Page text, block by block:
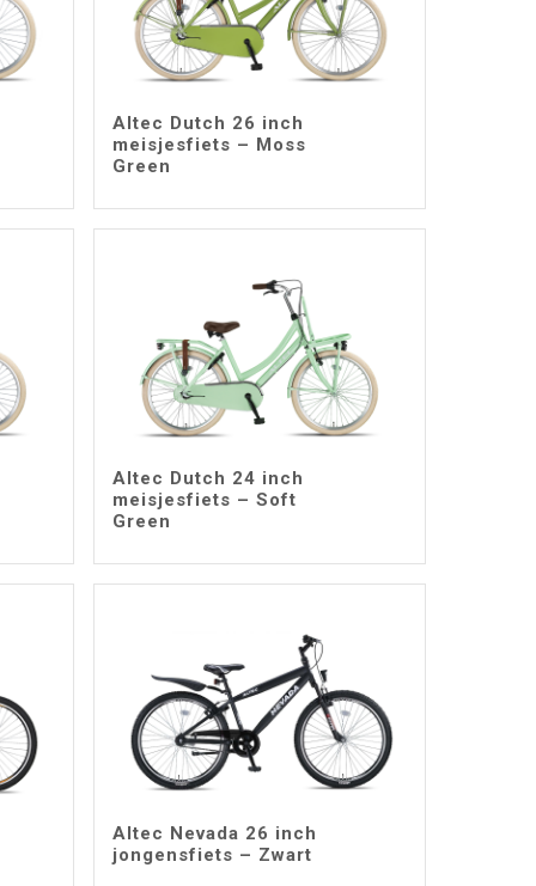
Altec Dutch 26 inch
meisjesfiets – Moss
Green
Altec Dutch 24 inch
meisjesfiets – Soft
Green
Altec Nevada 26 inch
jongensfiets – Zwart